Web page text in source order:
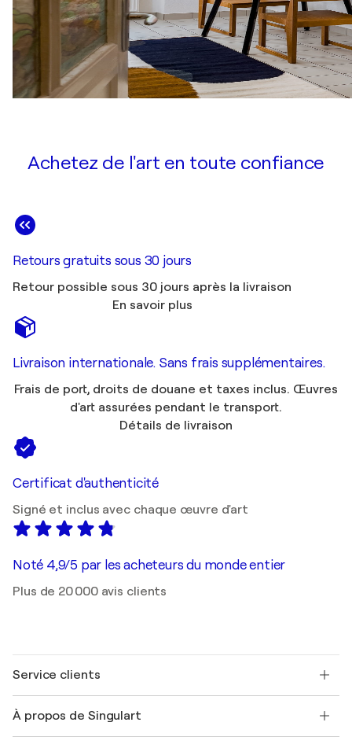
Achetez de l'art en toute confiance
Retours gratuits sous 30 jours
Retour possible sous 30 jours après la livraison
En savoir plus
Livraison internationale. Sans frais supplémentaires.
Frais de port, droits de douane et taxes inclus. Œuvres
d'art assurées pendant le transport.
Détails de livraison
Certificat d'authenticité
Signé et inclus avec chaque œuvre d'art
Noté 4,9/5 par les acheteurs du monde entier
Plus de 20 000 avis clients
Service clients
Expédition
À propos de Singulart